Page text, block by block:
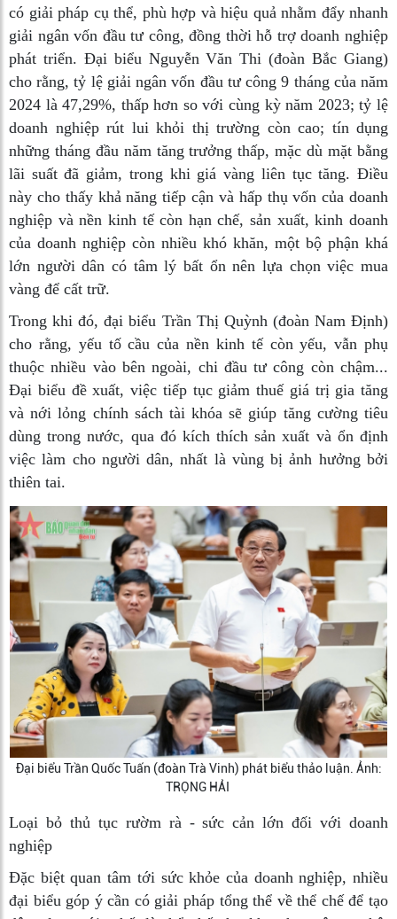
có giải pháp cụ thể, phù hợp và hiệu quả nhằm đẩy nhanh
giải ngân vốn đầu tư công, đồng thời hỗ trợ doanh nghiệp
phát triển. Đại biểu Nguyễn Văn Thi (đoàn Bắc Giang)
cho rằng, tỷ lệ giải ngân vốn đầu tư công 9 tháng của năm
2024 là 47,29%, thấp hơn so với cùng kỳ năm 2023; tỷ lệ
doanh nghiệp rút lui khỏi thị trường còn cao; tín dụng
những tháng đầu năm tăng trưởng thấp, mặc dù mặt bằng
lãi suất đã giảm, trong khi giá vàng liên tục tăng. Điều
này cho thấy khả năng tiếp cận và hấp thụ vốn của doanh
nghiệp và nền kinh tế còn hạn chế, sản xuất, kinh doanh
của doanh nghiệp còn nhiều khó khăn, một bộ phận khá
lớn người dân có tâm lý bất ổn nên lựa chọn việc mua
vàng để cất trữ.
Trong khi đó, đại biểu Trần Thị Quỳnh (đoàn Nam Định)
cho rằng, yếu tố cầu của nền kinh tế còn yếu, vẫn phụ
thuộc nhiều vào bên ngoài, chi đầu tư công còn chậm...
Đại biểu đề xuất, việc tiếp tục giảm thuế giá trị gia tăng
và nới lỏng chính sách tài khóa sẽ giúp tăng cường tiêu
dùng trong nước, qua đó kích thích sản xuất và ổn định
việc làm cho người dân, nhất là vùng bị ảnh hưởng bởi
thiên tai.
Đại biểu Trần Quốc Tuấn (đoàn Trà Vinh) phát biểu thảo luận. Ảnh:
TRỌNG HẢI
Loại bỏ thủ tục rườm rà - sức cản lớn đối với doanh
nghiệp
Đặc biệt quan tâm tới sức khỏe của doanh nghiệp, nhiều
đại biểu góp ý cần có giải pháp tổng thể về thể chế để tạo